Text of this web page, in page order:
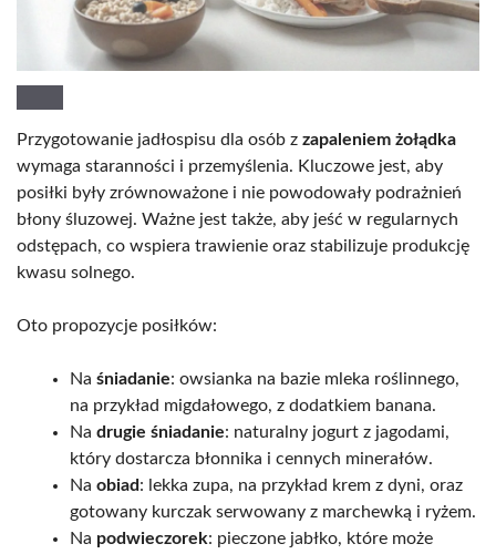
Przygotowanie jadłospisu dla osób z zapaleniem żołądka
wymaga staranności i przemyślenia. Kluczowe jest, aby
posiłki były zrównoważone i nie powodowały podrażnień
błony śluzowej. Ważne jest także, aby jeść w regularnych
odstępach, co wspiera trawienie oraz stabilizuje produkcję
kwasu solnego.
Oto propozycje posiłków:
Na śniadanie: owsianka na bazie mleka roślinnego,
na przykład migdałowego, z dodatkiem banana.
Na drugie śniadanie: naturalny jogurt z jagodami,
który dostarcza błonnika i cennych minerałów.
Na obiad: lekka zupa, na przykład krem z dyni, oraz
gotowany kurczak serwowany z marchewką i ryżem.
Na podwieczorek: pieczone jabłko, które może